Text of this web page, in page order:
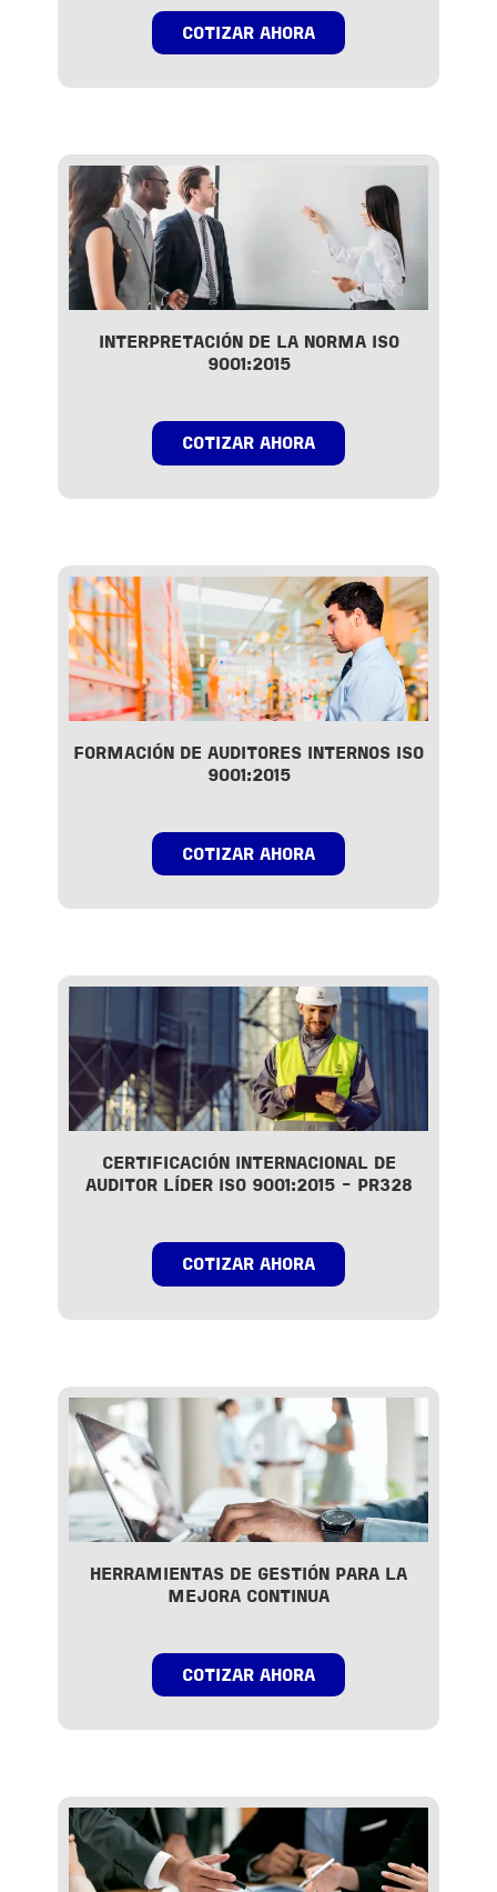
COTIZAR AHORA
INTERPRETACIÓN DE LA NORMA ISO
9001:2015
COTIZAR AHORA
FORMACIÓN DE AUDITORES INTERNOS ISO
9001:2015
COTIZAR AHORA
CERTIFICACIÓN INTERNACIONAL DE
AUDITOR LÍDER ISO 9001:2015 - PR328
COTIZAR AHORA
HERRAMIENTAS DE GESTIÓN PARA LA
MEJORA CONTINUA
COTIZAR AHORA